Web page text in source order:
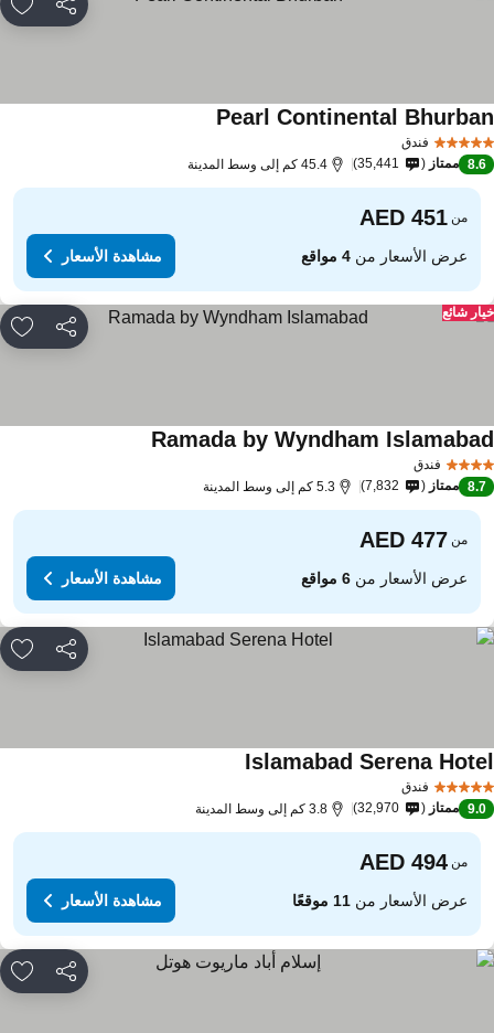
مشاركة
فندق
Pearl Continentalمشاهدة الأسعار
8.6 ممتاز 35,441 45.4 كم إلى وسط المدينة
من
عرض الأسعار من4 مواقع مشاهدة الأسعار
مشاركة
شائع
فندق
Ramada by Wyndhamمشاهدة الأسعار
8.7 ممتاز 7,832 5.3 كم إلى وسط المدينة
من
عرض الأسعار من6 مواقع مشاهدة الأسعار
مشاركة
فندق
Islamabad Serenaمشاهدة الأسعار
9.0 ممتاز 32,970 3.8 كم إلى وسط المدينة
من
عرض الأسعار من11 موقعًا مشاهدة الأسعار
مشاركة